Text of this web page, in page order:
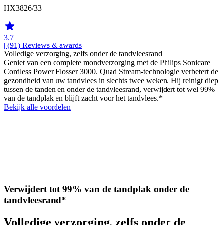
HX3826/33
3.7
| (91) Reviews & awards
Volledige verzorging, zelfs onder de tandvleesrand
Geniet van een complete mondverzorging met de Philips Sonicare
Cordless Power Flosser 3000. Quad Stream-technologie verbetert de
gezondheid van uw tandvlees in slechts twee weken. Hij reinigt diep
tussen de tanden en onder de tandvleesrand, verwijdert tot wel 99%
van de tandplak en blijft zacht voor het tandvlees.*
Bekijk alle voordelen
Verwijdert tot 99% van de tandplak onder de
tandvleesrand*
Volledige verzorging, zelfs onder de